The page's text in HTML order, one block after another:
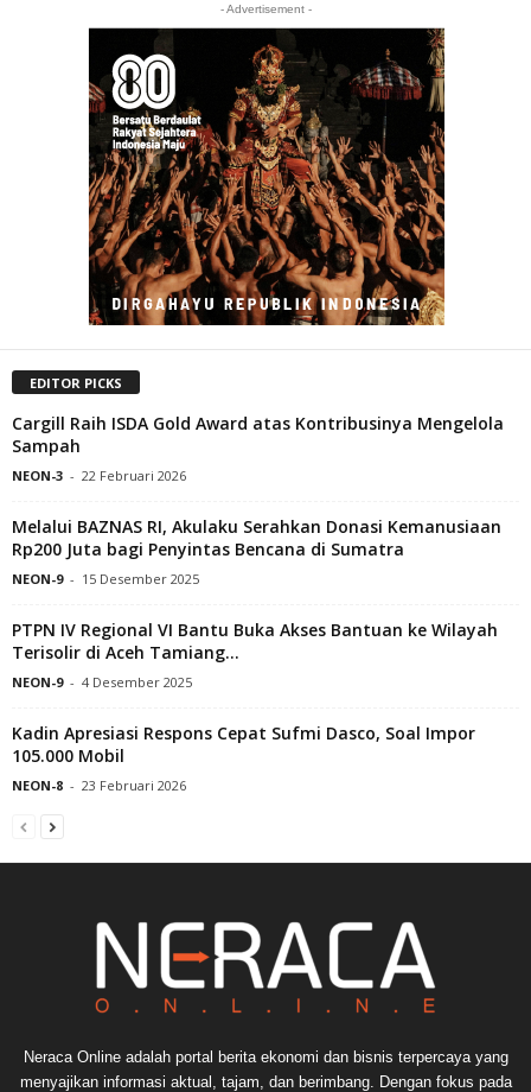
- Advertisement -
EDITOR PICKS
Cargill Raih ISDA Gold Award atas Kontribusinya Mengelola
Sampah
NEON-3 - 22 Februari 2026
Melalui BAZNAS RI, Akulaku Serahkan Donasi Kemanusiaan
Rp200 Juta bagi Penyintas Bencana di Sumatra
NEON-9 - 15 Desember 2025
PTPN IV Regional VI Bantu Buka Akses Bantuan ke Wilayah
Terisolir di Aceh Tamiang...
NEON-9 - 4 Desember 2025
Kadin Apresiasi Respons Cepat Sufmi Dasco, Soal Impor
105.000 Mobil
NEON-8 - 23 Februari 2026
Neraca Online adalah portal berita ekonomi dan bisnis terpercaya yang
menyajikan informasi aktual, tajam, dan berimbang. Dengan fokus pada